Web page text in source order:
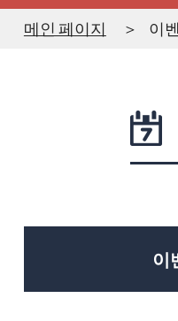
메인 페이지 이
이